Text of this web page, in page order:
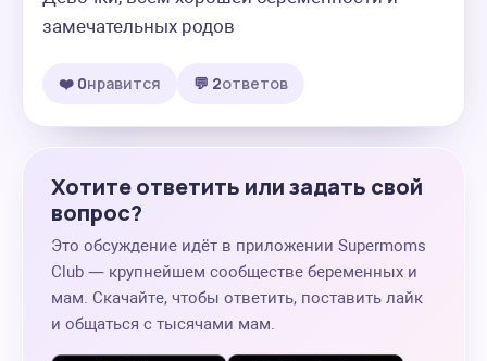
замечательных родов
❤️ 0нравится 💬 2ответов
Хотите ответить или задать свой
вопрос?
Это обсуждение идёт в приложении Supermoms
Club — крупнейшем сообществе беременных и
мам. Скачайте, чтобы ответить, поставить лайк
и общаться с тысячами мам.